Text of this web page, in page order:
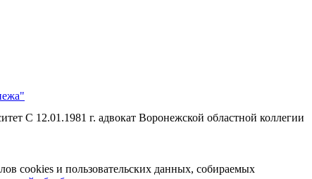
12.01.1981 г. адвокат Воронежской областной коллегии
cookies и пользовательских данных, собираемых